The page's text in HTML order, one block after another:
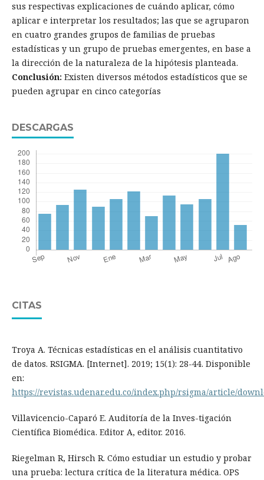
sus respectivas explicaciones de cuándo aplicar, cómo
aplicar e interpretar los resultados; las que se agruparon
en cuatro grandes grupos de familias de pruebas
estadísticas y un grupo de pruebas emergentes, en base a
la dirección de la naturaleza de la hipótesis planteada.
Conclusión: Existen diversos métodos estadísticos que se
pueden agrupar en cinco categorías
DESCARGAS
CITAS
Troya A. Técnicas estadísticas en el análisis cuantitativo
de datos. RSIGMA. [Internet]. 2019; 15(1): 28-44. Disponible
en:
https://revistas.udenar.edu.co/index.php/rsigma/article/
Villavicencio-Caparó E. Auditoría de la Inves-tigación
Científica Biomédica. Editor A, editor. 2016.
Riegelman R, Hirsch R. Cómo estudiar un estudio y probar
una prueba: lectura crítica de la literatura médica. OPS